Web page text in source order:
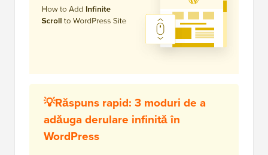
💡Răspuns rapid: 3 moduri de a
adăuga derulare infinită în
WordPress